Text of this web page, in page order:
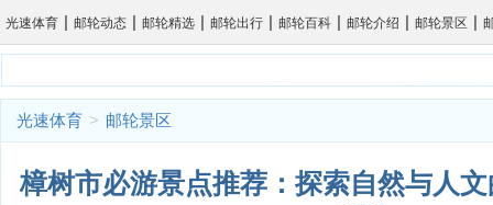
光速体育 | 邮轮动态 | 邮轮精选 | 邮轮出行 | 邮轮百科 | 邮轮介绍 | 邮轮景区 |
光速体育 > 邮轮景区
樟树市必游景点推荐：探索自然与人